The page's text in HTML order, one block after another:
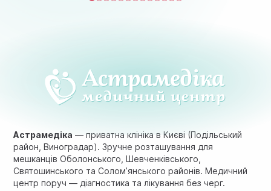
Астрамедіка — приватна клініка в Києві (Подільський
район, Виноградар). Зручне розташування для
мешканців Оболонського, Шевченківського,
Святошинського та Солом’янського районів. Медичний
центр поруч — діагностика та лікування без черг.